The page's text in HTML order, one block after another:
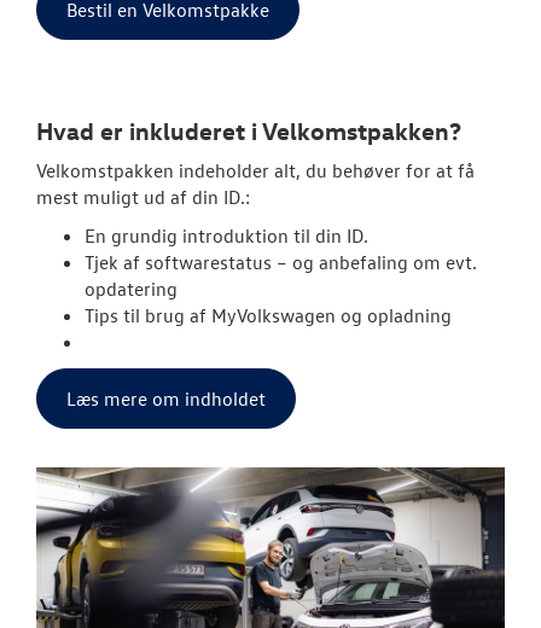
Bestil en Velkomstpakke
Hvad er inkluderet i Velkomstpakken?
Velkomstpakken indeholder alt, du behøver for at få
mest muligt ud af din ID.:
En grundig introduktion til din ID.
Tjek af softwarestatus – og anbefaling om evt.
opdatering
Tips til brug af MyVolkswagen og opladning
Læs mere om indholdet